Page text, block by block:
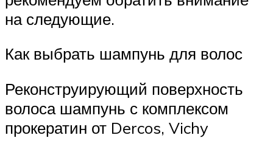
на следующие.
Как выбрать шампунь для волос
Реконструирующий поверхность
волоса шампунь с комплексом
прокератин от Dercos, Vichy